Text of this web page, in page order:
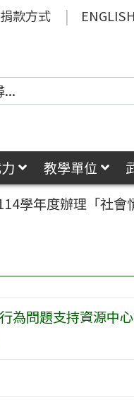
捐款方式 ENGLISH
教學單位
學年度辦理「社
為問題支持資源中